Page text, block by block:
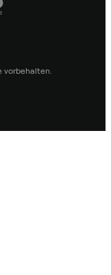
vorbehalten.